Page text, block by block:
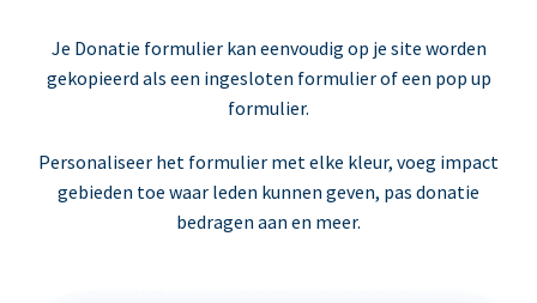
Je Donatie formulier kan eenvoudig op je site worden
gekopieerd als een ingesloten formulier of een pop up
formulier.
Personaliseer het formulier met elke kleur, voeg impact
gebieden toe waar leden kunnen geven, pas donatie
bedragen aan en meer.